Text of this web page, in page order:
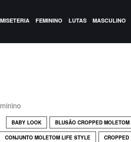
FEMININO LUTAS MASCULINO
BABY LOOK BLUSÃO CROPPED MOLETOM
CONJUNTO MOLETOM LIFE STYLE CROPPED